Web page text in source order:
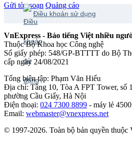
Gửi tòa soạn Quảng cáo
Điều khoản sử dụng
VnExpress - Báo tiếng Việt nhiều
Thuộc Bộ Khoa học Công nghệ
Số giấy phép: 548/GP-BTTTT do Bộ
cấp ngày 24/08/2021
Tổng biên tập: Phạm Văn Hiếu
Địa chỉ: Tầng 10, Tòa A FPT Tower, số
phường Cầu Giấy, Hà Nội
Điện thoại: 024 7300 8899 - máy lẻ 4500
Email: webmaster@vnexpress.net
© 1997-2026. Toàn bộ bản quyền thuộc